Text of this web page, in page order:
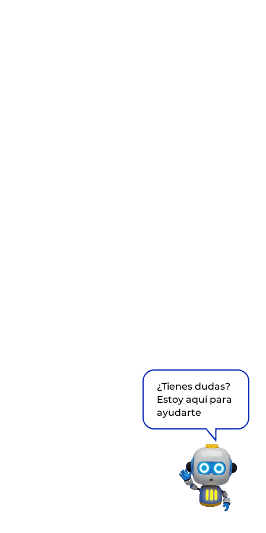
¿Tienes dudas?
Estoy aquí para
ayudarte